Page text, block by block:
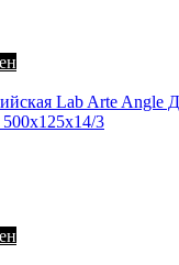
Lab Arte Angle
3